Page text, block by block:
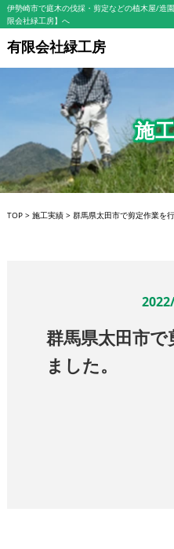
伊勢崎市で庭木の伐採・剪定などの植木屋/造
限会社緑工房】へ
有限会社緑工房
施
TOP> 施工実績> 群馬県太田市で剪定作業を行
群馬県太田市
ました。